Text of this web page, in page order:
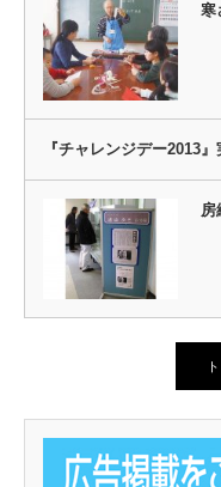
寒
『チャレンジデー2013』
房